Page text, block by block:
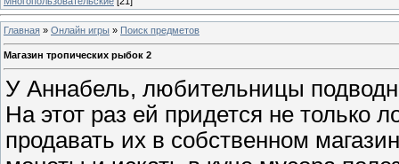
Главная » Онлайн игры » Поиск предметов
Магазин тропических рыбок 2
У Аннабель, любительницы
На этот раз ей придется не только
продавать их в собственном